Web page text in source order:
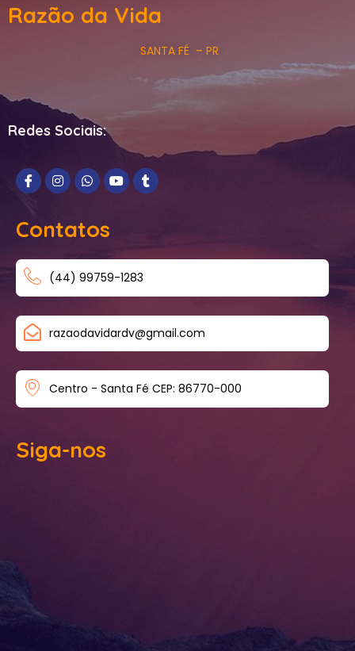
Razão da Vida
SANTA FÉ – PR
Redes Sociais:
Contatos
(44) 99759-1283
razaodavidardv@gmail.com
Centro - Santa Fé CEP: 86770-000
Siga-nos